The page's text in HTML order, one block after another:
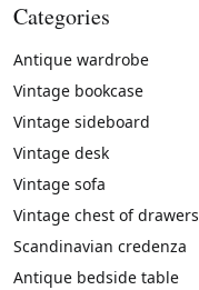
Categories
Antique wardrobe
Vintage bookcase
Vintage sideboard
Vintage desk
Vintage sofa
Vintage chest of drawers
Scandinavian credenza
Antique bedside table